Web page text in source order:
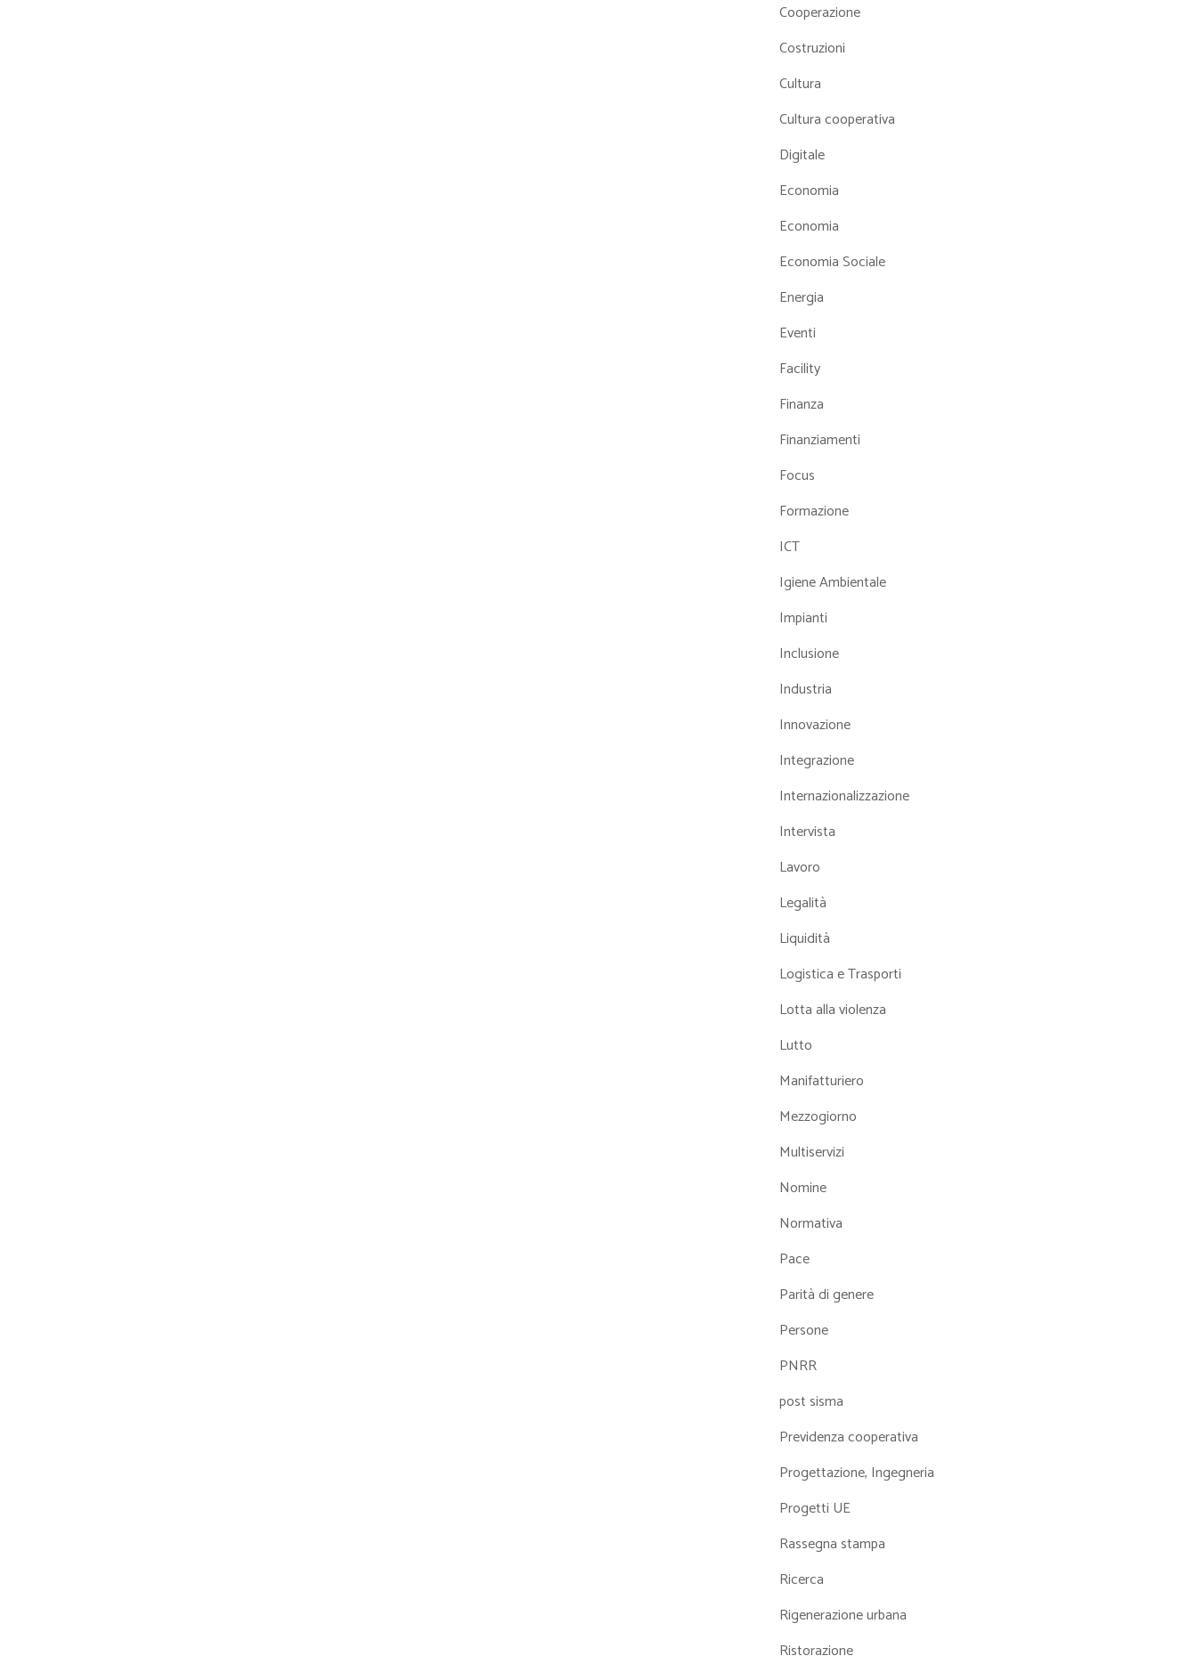
Cooperazione
Costruzioni
Cultura
Cultura cooperativa
Digitale
Economia
Economia
Economia Sociale
Energia
Eventi
Facility
Finanza
Finanziamenti
Focus
Formazione
ICT
Igiene Ambientale
Impianti
Inclusione
Industria
Innovazione
Integrazione
Internazionalizzazione
Intervista
Lavoro
Legalità
Liquidità
Logistica e Trasporti
Lotta alla violenza
Lutto
Manifatturiero
Mezzogiorno
Multiservizi
Nomine
Normativa
Pace
Parità di genere
Persone
PNRR
post sisma
Previdenza cooperativa
Progettazione, Ingegneria
Progetti UE
Rassegna stampa
Ricerca
Rigenerazione urbana
Ristorazione